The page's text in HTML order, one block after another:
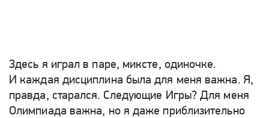
Здесь я играл в паре, миксте, одиночке.
И каждая дисциплина была для меня важна. Я,
правда, старался. Следующие Игры? Для меня
Олимпиада важна, но я даже приблизительно